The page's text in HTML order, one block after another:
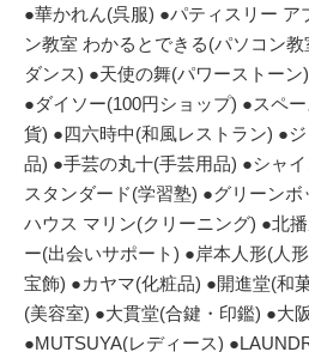
●華かれん(呉服) ●パティスリー ア
ン教室 わかるとできる(パソコン
ダンス) ●天使の舞(パワーストー
●ダイソー(100円ショップ) ●スペ
貨) ●四六時中(和風レストラン) ●
品) ●手芸の丸十(手芸用品) ●シャ
スタンダード(学習塾) ●グリーン
ハウス マリン(クリーニング) ●北
ー(出会いサポート) ●岸本人形(人
宝飾) ●カヤマ(化粧品) ●開進堂(和
(美容室) ●大貫堂(合鍵・印鑑) ●大
●MUTSUYA(レディース)